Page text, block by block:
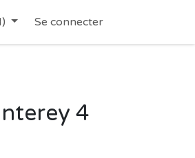
Se connecter
4